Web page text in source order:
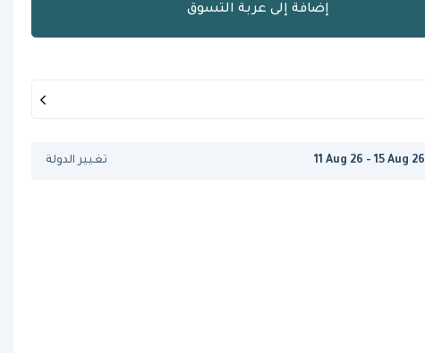
إضافة إلى عربة التسوق
11 Aug 26 - 15 Aug 26 تغيير الدولة